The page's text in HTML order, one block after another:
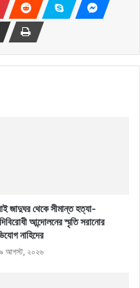
জাদুঘর থেকে সীমান্ত হত্যা-
আন্দোলনের স্মৃতি সরানোর
নাহিদের
৯ আগস্ট, ২০২৬